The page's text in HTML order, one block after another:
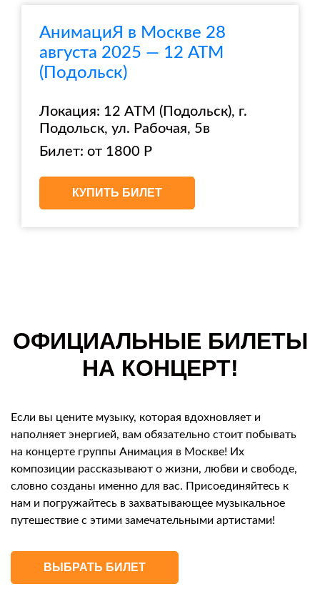
АнимациЯ в Москве 28
августа 2025 — 12 АТМ
(Подольск)
Локация: 12 АТМ (Подольск), г.
Подольск, ул. Рабочая, 5в
Билет: от 1800 Р
КУПИТЬ БИЛЕТ
ОФИЦИАЛЬНЫЕ БИЛЕТЫ
НА КОНЦЕРТ!
Если вы цените музыку, которая вдохновляет и
наполняет энергией, вам обязательно стоит побывать
на концерте группы Анимация в Москве! Их
композиции рассказывают о жизни, любви и свободе,
словно созданы именно для вас. Присоединяйтесь к
нам и погружайтесь в захватывающее музыкальное
путешествие с этими замечательными артистами!
ВЫБРАТЬ БИЛЕТ